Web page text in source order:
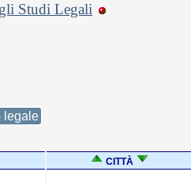
Studi Legali
CITTÀ